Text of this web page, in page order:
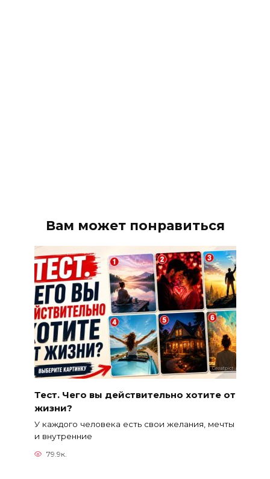
Вам может понравиться
Тест. Чего вы действительно хотите от
жизни?
У каждого человека есть свои желания, мечты
и внутренние
79.9к.